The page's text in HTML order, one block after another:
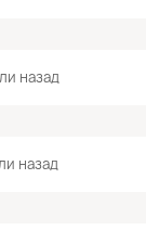
назад
назад